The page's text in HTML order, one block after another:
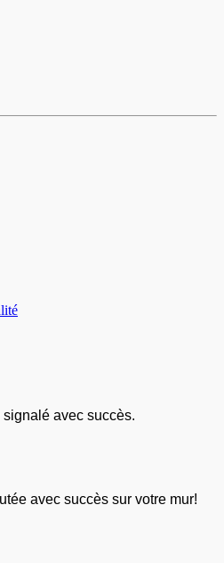
avec succès.
avec succès sur votre mur!